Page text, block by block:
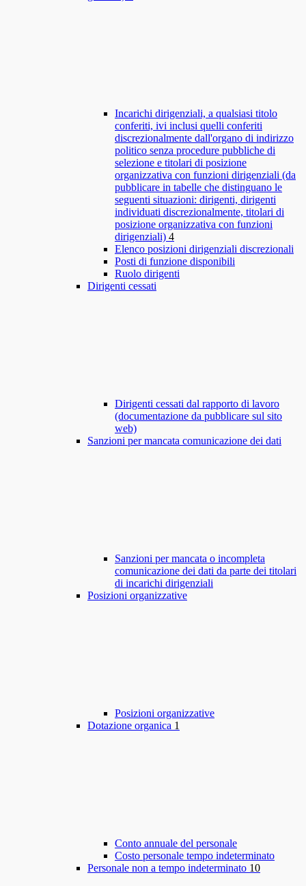
Incarichi dirigenziali, a qualsiasi titolo
conferiti, ivi inclusi quelli conferiti
discrezionalmente dall'organo di indirizzo
politico senza procedure pubbliche di
selezione e titolari di posizione
organizzativa con funzioni dirigenziali (da
pubblicare in tabelle che distinguano le
seguenti situazioni: dirigenti, dirigenti
individuati discrezionalmente, titolari di
posizione organizzativa con funzioni
dirigenziali) 4
Elenco posizioni dirigenziali discrezionali
Posti di funzione disponibili
Ruolo dirigenti
Dirigenti cessati
Dirigenti cessati dal rapporto di lavoro
(documentazione da pubblicare sul sito
web)
Sanzioni per mancata comunicazione dei dati
Sanzioni per mancata o incompleta
comunicazione dei dati da parte dei titolari
di incarichi dirigenziali
Posizioni organizzative
Posizioni organizzative
Dotazione organica 1
Conto annuale del personale
Costo personale tempo indeterminato
Personale non a tempo indeterminato 10